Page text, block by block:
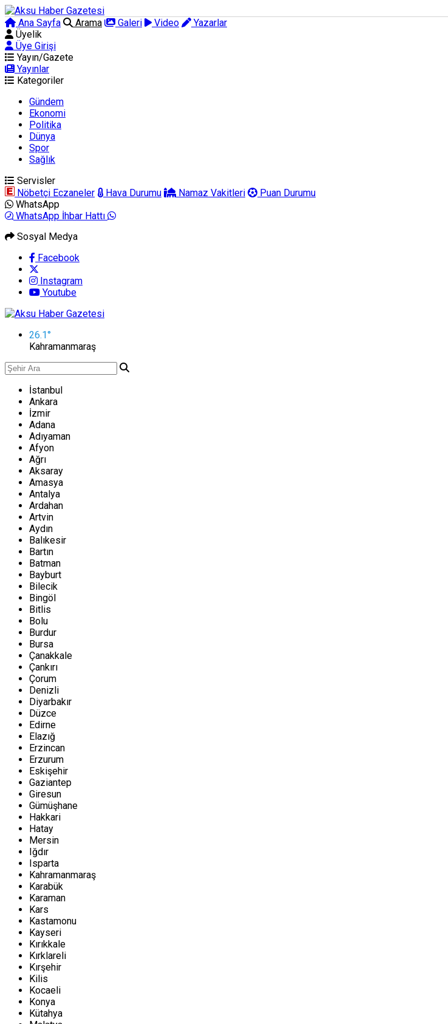
Ana Sayfa Arama Galeri Video
Yazarlar
Üyelik
Üye Girişi
Yayın/Gazete
Yayınlar
Kategoriler
Gündem
Ekonomi
Politika
Dünya
Spor
Sağlık
Servisler
Nöbetçi Eczaneler
Hava Durumu Namaz Vakitleri
Puan Durumu
WhatsApp
WhatsApp İhbar Hattı
Sosyal Medya
Facebook
Instagram
Youtube
26.1°
Kahramanmaraş
İstanbul
Ankara
İzmir
Adana
Adıyaman
Afyon
Ağrı
Aksaray
Amasya
Antalya
Ardahan
Artvin
Aydın
Balıkesir
Bartın
Batman
Bayburt
Bilecik
Bingöl
Bitlis
Bolu
Burdur
Bursa
Çanakkale
Çankırı
Çorum
Denizli
Diyarbakır
Düzce
Edirne
Elazığ
Erzincan
Erzurum
Eskişehir
Gaziantep
Giresun
Gümüşhane
Hakkari
Hatay
Mersin
Iğdır
Isparta
Kahramanmaraş
Karabük
Karaman
Kars
Kastamonu
Kayseri
Kırıkkale
Kırklareli
Kırşehir
Kilis
Kocaeli
Konya
Kütahya